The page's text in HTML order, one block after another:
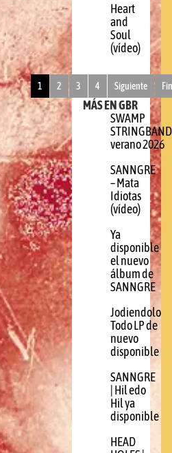
Heart
and
Soul
(vídeo)
1 2 3 4 Siguiente
MÁS EN GBR
SWAMP
STRINGBAND
verano 2026
SANNGRE
– Mata
Idiotas
(vídeo)
Ya
disponible
el nuevo
álbum de
SANNGRE
Jodiendolo
Todo LP de
nuevo
disponible
SANNGRE
| Hil edo
Hil ya
disponible
HEAD